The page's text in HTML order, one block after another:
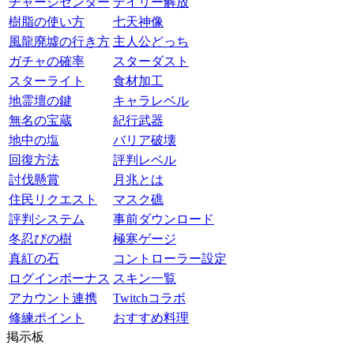
樹脂の使い方
七天神像
風龍廃墟の行き方 主人公どっち
ガチャの確率
スターダスト
スターライト
食材加工
地霊壇の鍵
キャラレベル
無名の宝蔵
紀行武器
地中の塩
バリア破壊
回復方法
評判レベル
討伐懸賞
月兆とは
住民リクエスト
マスク礁
評判システム
事前ダウンロード
冬忍びの樹
極寒ゲージ
真紅の石
コントローラー設定
ログインボーナス スキン一覧
アカウント連携
Twitchコラボ
修練ポイント
おすすめ料理
掲示板